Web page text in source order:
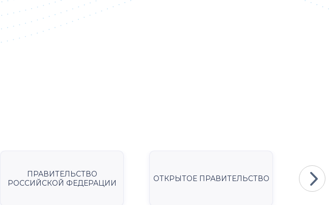
ПРАВИТЕЛЬСТВО
РОССИЙСКОЙ ФЕДЕРАЦИИ
ОТКРЫТОЕ ПРАВИТЕЛЬСТВО